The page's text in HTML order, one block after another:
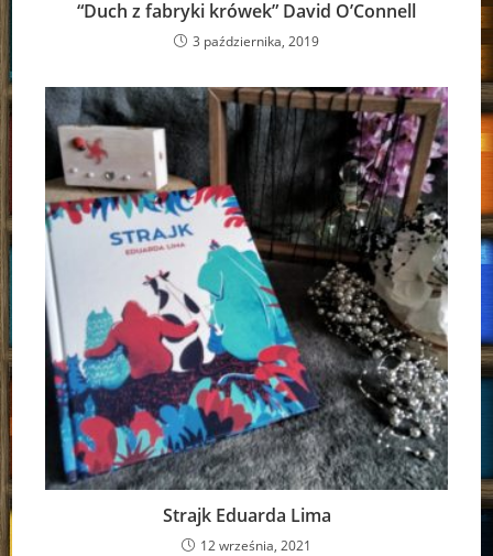
“Duch z fabryki krówek” David O’Connell
3 października, 2019
Strajk Eduarda Lima
12 września, 2021